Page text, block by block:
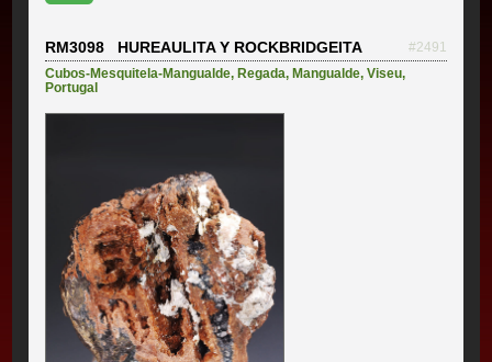
RM3098 HUREAULITA Y ROCKBRIDGEITA
#2491
Cubos-Mesquitela-Mangualde, Regada, Mangualde,Viseu,
Portugal